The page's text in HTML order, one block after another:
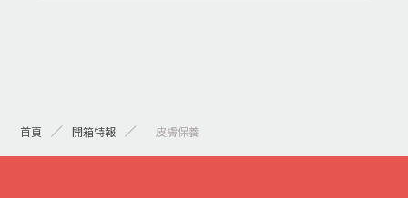
首頁 開箱特報 > 皮膚保養